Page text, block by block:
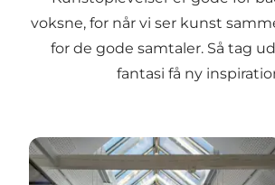
voksne, for når vi ser kunst
for de gode samtaler. Så tag
fantasi få ny
Vejen Kunstmuseum